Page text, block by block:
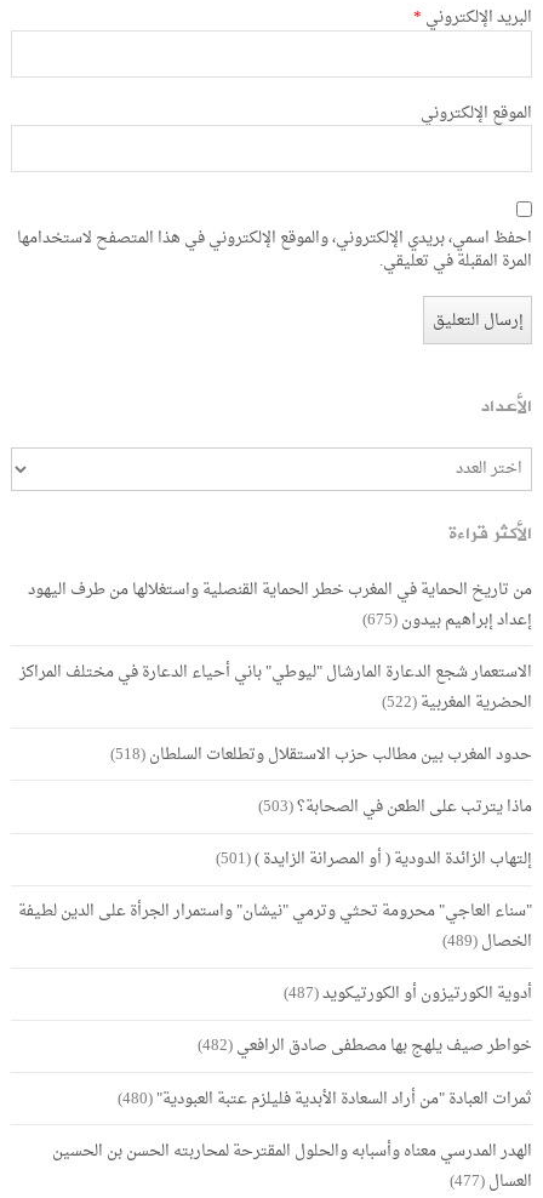
البريد الإلكتروني *
الموقع الإلكتروني
احفظ اسمي، بريدي الإلكتروني، والموقع الإلكتروني في هذا المتصفح لاستخدامها
المرة المقبلة في تعليقي.
الأعداد
الأكثر قراءة
من تاريخ الحماية في المغرب خطر الحماية القنصلية واستغلالها من طرف اليهود
إعداد إبراهيم بيدون(675)
الاستعمار شجع الدعارة المارشال "ليوطي" باني أحياء الدعارة في مختلف المراكز
الحضرية المغربية(522)
حدود المغرب بين مطالب حزب الاستقلال وتطلعات السلطان(518)
ماذا يترتب على الطعن في الصحابة؟(503)
إلتهاب الزائدة الدودية ( أو المصرانة الزايدة )(501)
"سناء العاجي" محرومة تحثي وترمي "نيشان" واستمرار الجرأة على الدين لطيفة
الخصال(489)
أدوية الكورتيزون أو الكورتيكويد(487)
خواطر صيف يلهج بها مصطفى صادق الرافعي(482)
ثمرات العبادة "من أراد السعادة الأبدية فليلزم عتبة العبودية"(480)
الهدر المدرسي معناه وأسبابه والحلول المقترحة لمحاربته الحسن بن الحسين
العسال(477)